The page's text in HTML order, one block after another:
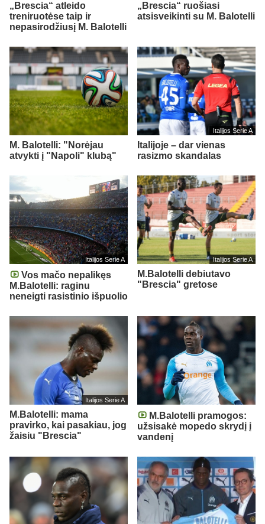
„Brescia“ atleido
treniruotėse taip ir
nepasirodžiusį M. Balotelli
„Brescia“ ruošiasi
atsisveikinti su M. Balotelli
M. Balotelli: "Norėjau
atvykti į "Napoli" klubą"
Italijos Serie A
Italijoje – dar vienas
rasizmo skandalas
Italijos Serie A
Vos mačo nepalikęs
M.Balotelli: raginu
neneigti rasistinio išpuolio
Italijos Serie A
M.Balotelli debiutavo
"Brescia" gretose
Italijos Serie A
M.Balotelli: mama
pravirko, kai pasakiau, jog
žaisiu "Brescia"
M.Balotelli pramogos:
užsisakė mopedo skrydį į
vandenį